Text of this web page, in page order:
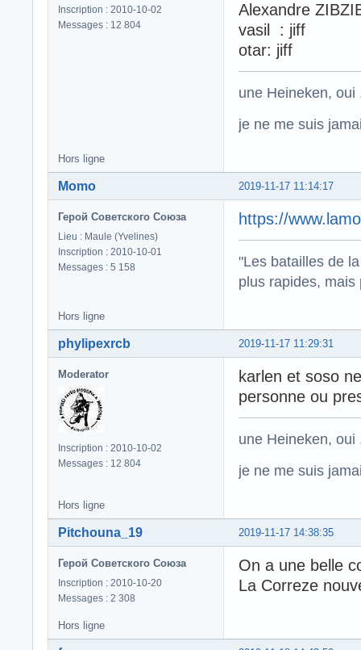
Inscription : 2010-10-02
Messages : 12 804
Alexandre
vasil : jiff
otar: jiff
une Heineken,
je ne me suis
Hors ligne
2019-11-17 11:14:17
Momo
Герой Советского Союза
Lieu : Maule (Yvelines)
Inscription : 2010-10-01
Messages : 5 158
https://
"Les batailles de
plus rapides,
Hors ligne
2019-11-17 11:29:31
phylipexrcb
Moderator
Inscription : 2010-10-02
Messages : 12 804
karlen et soso
personne ou
une Heineken,
je ne me suis
Hors ligne
2019-11-17 14:38:35
Pitchouna_19
Герой Советского Союза
Inscription : 2010-10-20
Messages : 2 308
On a une belle
La Correze
Hors ligne